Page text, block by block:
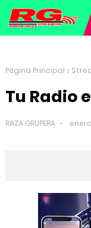
Página Principal
Tu Radio
RAZA GRUPERA